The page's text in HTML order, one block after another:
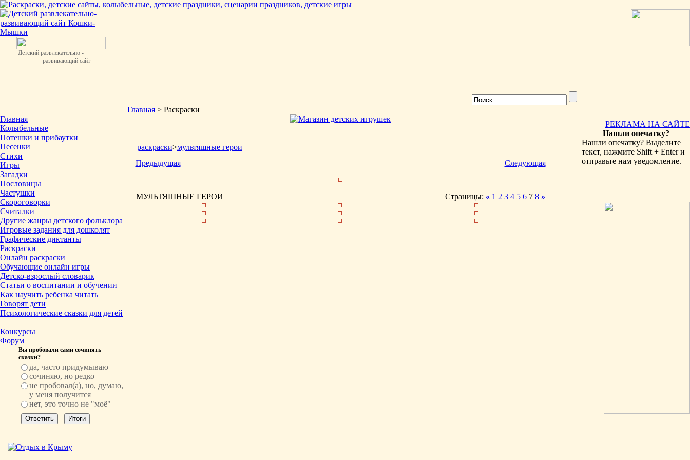
Детский развлекательно -
развивающий сайт
Главная
Колыбельные
Потешки и прибаутки
Песенки
Стихи
Игры
Загадки
Пословицы
Частушки
Скороговорки
Считалки
Другие жанры детского фольклора
Игровые задания для дошколят
Графические диктанты
Раскраски
Онлайн раскраски
Обучающие онлайн игры
Детско-взрослый словарик
Статьи о воспитании и обучении
Как научить ребенка читать
Говорят дети
Психологические сказки для детей
Конкурсы
Форум
Вы пробовали сами сочинять
сказки?
да, часто придумываю
сочиняю, но редко
не пробовал(а), но, думаю,
у меня получится
нет, это точно не "моё"
Главная > Раскраски
раскраски>мультяшные герои
Предыдущая
Следующая
МУЛЬТЯШНЫЕ ГЕРОИ Страницы: « 1 2 3 4 5 67 8 »
РЕКЛАМА НА САЙТЕ
Нашли опечатку?
Нашли опечатку? Выделите
текст, нажмите Shift + Enter и
отправьте нам уведомление.